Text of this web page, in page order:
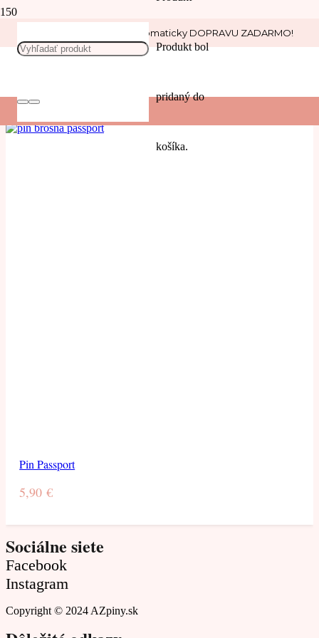
Nakúp nad 30 € a získaj automaticky DOPRAVU ZADARMO!
Produktbol
pridaný do
košíka.
pas
Pin Passport
5,90€
Sociálne siete
Facebook
Instagram
Copyright © 2024 AZpiny.sk